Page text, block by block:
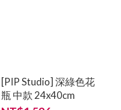
[PIP Studio] 深綠色花
瓶 中款 24x40cm